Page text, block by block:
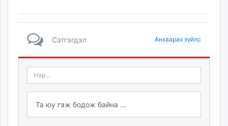
Сэтгэгдэл Анхаарах зүйлс